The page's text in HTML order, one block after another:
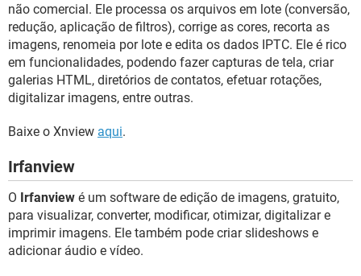
não comercial. Ele processa os arquivos em lote (conversão,
redução, aplicação de filtros), corrige as cores, recorta as
imagens, renomeia por lote e edita os dados IPTC. Ele é rico
em funcionalidades, podendo fazer capturas de tela, criar
galerias HTML, diretórios de contatos, efetuar rotações,
digitalizar imagens, entre outras.
Baixe o Xnview aqui.
Irfanview
O Irfanview é um software de edição de imagens, gratuito,
para visualizar, converter, modificar, otimizar, digitalizar e
imprimir imagens. Ele também pode criar slideshows e
adicionar áudio e vídeo.